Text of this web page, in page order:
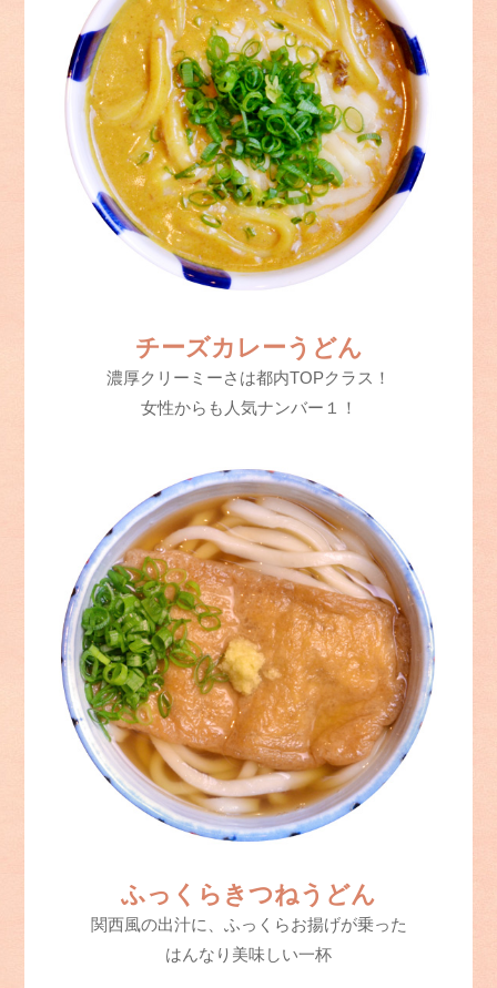
チーズカレーうどん
濃厚クリーミーさは都内TOPクラス！
女性からも人気ナンバー１！
ふっくらきつねうどん
関西風の出汁に、ふっくらお揚げが乗った
はんなり美味しい一杯